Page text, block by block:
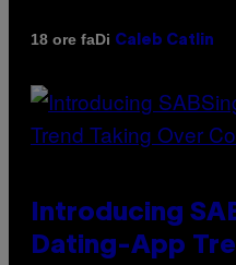
18 ore faDi Caleb Catlin
Introducing
Dating-App